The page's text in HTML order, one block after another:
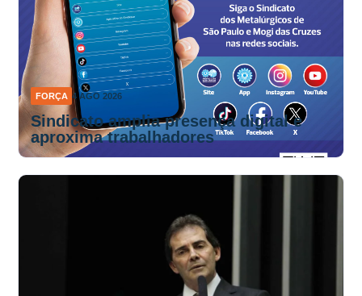
FORÇA 4 AGO 2026
Sindicato amplia presença digital e
aproxima trabalhadores